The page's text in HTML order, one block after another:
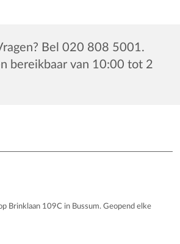
Bel 020 808 5001.
bereikbaar van 10:00 tot 2
Brinklaan 109C in Bussum. Geopend elke